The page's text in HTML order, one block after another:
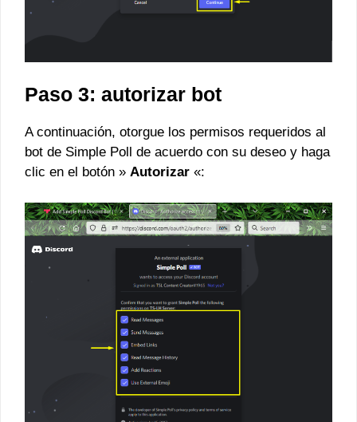
Paso 3: autorizar bot
A continuación, otorgue los permisos requeridos al
bot de Simple Poll de acuerdo con su deseo y haga
clic en el botón » Autorizar «: